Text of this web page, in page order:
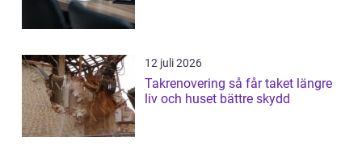
12 juli 2026
Takrenovering så får taket längre
liv och huset bättre skydd